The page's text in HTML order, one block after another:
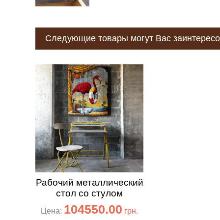
Следующие товары могут Вас
Рабочий металлический
стол со стулом
Цена: 104550.00 грн.